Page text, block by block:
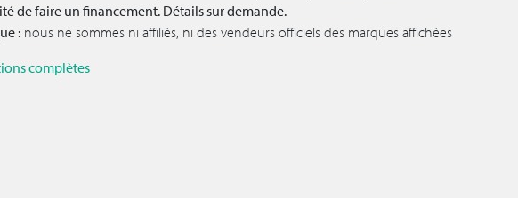
de faire un financement. Détails sur demande.
: nous ne sommes ni affiliés, ni des vendeurs officiels des marques affichées
complètes